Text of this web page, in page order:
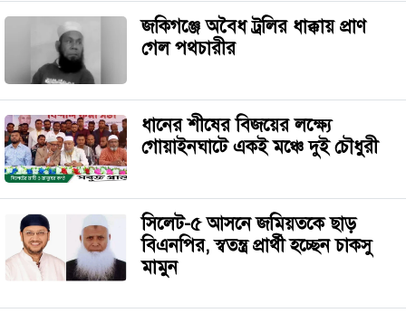
জকিগঞ্জে অবৈধ ট্রলির ধাক্কায় প্রাণ
গেল পথচারীর
ধানের শীষের বিজয়ের লক্ষ্যে
গোয়াইনঘাটে একই মঞ্চে দুই চৌধুরী
সিলেট-৫ আসনে জমিয়তকে ছাড়
বিএনপির, স্বতন্ত্র প্রার্থী হচ্ছেন চাকসু
মামুন